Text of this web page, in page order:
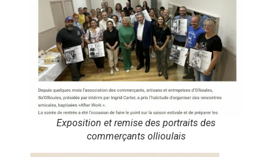
Exposition et remise des portraits des
commerçants ollioulais